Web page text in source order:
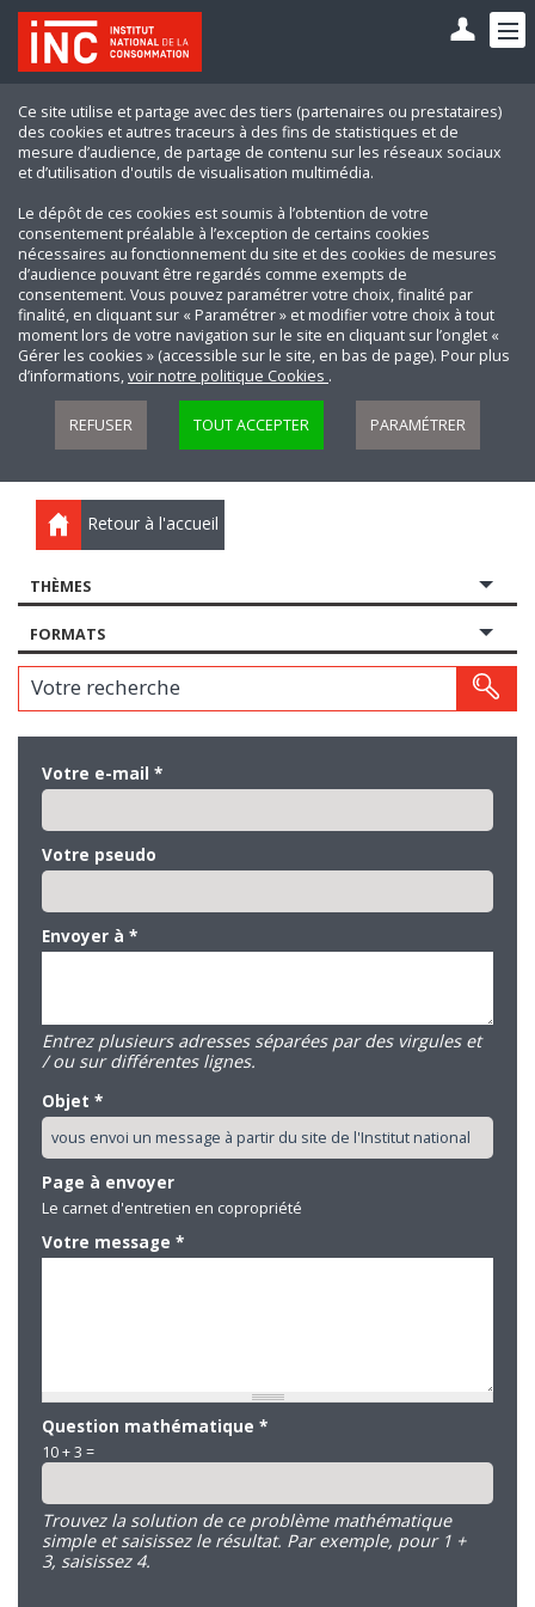
Ce site utilise et partage avec des tiers (partenaires ou prestataires)
des cookies et autres traceurs à des fins de statistiques et de
mesure d’audience, de partage de contenu sur les réseaux sociaux
et d’utilisation d'outils de visualisation multimédia.
Le dépôt de ces cookies est soumis à l’obtention de votre
consentement préalable à l’exception de certains cookies
nécessaires au fonctionnement du site et des cookies de mesures
d’audience pouvant être regardés comme exempts de
consentement. Vous pouvez paramétrer votre choix, finalité par
finalité, en cliquant sur « Paramétrer » et modifier votre choix à tout
moment lors de votre navigation sur le site en cliquant sur l’onglet «
Gérer les cookies » (accessible sur le site, en bas de page). Pour plus
d’informations,voir notre politique Cookies .
REFUSER TOUT ACCEPTER PARAMÉTRER
Retour à l'accueil
THÈMES
FORMATS
Votre recherche
Votre e-mail *
Votre pseudo
Envoyer à *
Entrez plusieurs adresses séparées par des virgules et
/ ou sur différentes lignes.
Objet *
Page à envoyer
Le carnet d'entretien en copropriété
Votre message *
Question mathématique *
10 + 3 =
Trouvez la solution de ce problème mathématique
simple et saisissez le résultat. Par exemple, pour 1 +
3, saisissez 4.